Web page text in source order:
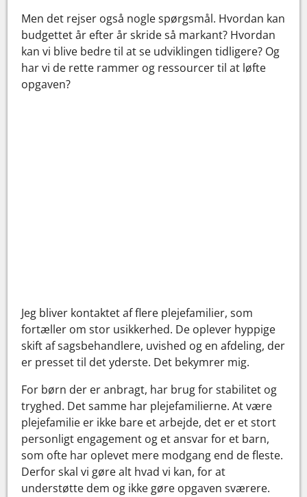
Men det rejser også nogle spørgsmål. Hvordan kan
budgettet år efter år skride så markant? Hvordan
kan vi blive bedre til at se udviklingen tidligere? Og
har vi de rette rammer og ressourcer til at løfte
opgaven?
Jeg bliver kontaktet af flere plejefamilier, som
fortæller om stor usikkerhed. De oplever hyppige
skift af sagsbehandlere, uvished og en afdeling, der
er presset til det yderste. Det bekymrer mig.
For børn der er anbragt, har brug for stabilitet og
tryghed. Det samme har plejefamilierne. At være
plejefamilie er ikke bare et arbejde, det er et stort
personligt engagement og et ansvar for et barn,
som ofte har oplevet mere modgang end de fleste.
Derfor skal vi gøre alt hvad vi kan, for at
understøtte dem og ikke gøre opgaven sværere.